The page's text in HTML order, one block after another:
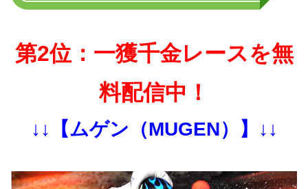
第2位：一獲千金レースを無
料配信中！
↓↓【ムゲン（MUGEN）】↓↓